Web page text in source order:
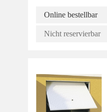
Online bestellbar
Nicht reservierbar